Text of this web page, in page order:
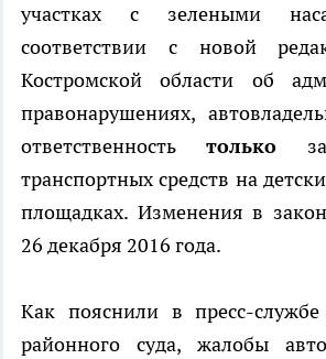
участках с зелеными
соответствии с новой
Костромской области об
правонарушениях,
ответственностьтолько за
транспортных средств на
площадках. Изменения в
26 декабря 2016 года.
Как пояснили в пресс-службе
районного суда, жалобы